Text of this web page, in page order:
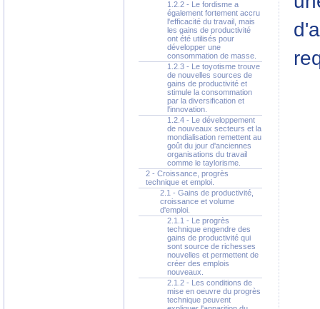
1.2.2 - Le fordisme a
également fortement accru
l'efficacité du travail, mais
les gains de productivité
ont été utilisés pour
développer une
consommation de masse.
1.2.3 - Le toyotisme trouve
de nouvelles sources de
gains de productivité et
stimule la consommation
par la diversification et
l'innovation.
1.2.4 - Le développement
de nouveaux secteurs et la
mondialisation remettent au
goût du jour d'anciennes
organisations du travail
comme le taylorisme.
2 - Croissance, progrès
technique et emploi.
2.1 - Gains de productivité,
croissance et volume
d'emploi.
2.1.1 - Le progrès
technique engendre des
gains de productivité qui
sont source de richesses
nouvelles et permettent de
créer des emplois
nouveaux.
2.1.2 - Les conditions de
mise en oeuvre du progrès
technique peuvent